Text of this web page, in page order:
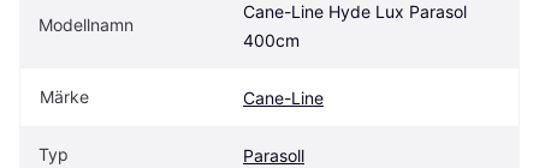
Modellnamn
Cane-Line Hyde Lux Parasol
400cm
Märke Cane-Line
Typ Parasoll